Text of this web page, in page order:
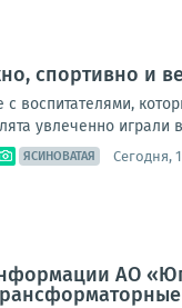
спортивно и
с воспитателями,
увлеченно играли
ЯСИНОВАТАЯ Сегодня,
АО